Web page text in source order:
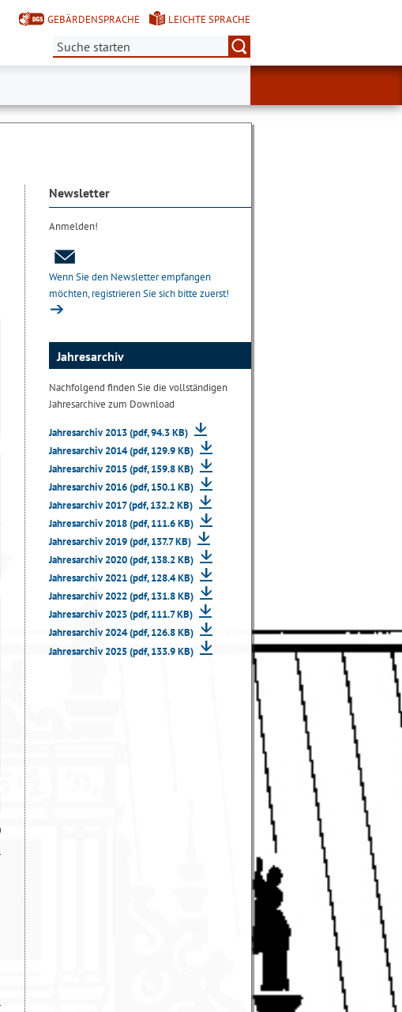
GEBÄRDENSPRACHE
LEICHTE SPRACHE
Suche:
Newsletter
Anmelden!
Wenn Sie den Newsletter empfangen
möchten, registrieren Sie sich bitte zuerst!
Jahresarchiv
Nachfolgend finden Sie die vollständigen
Jahresarchive zum Download
Jahresarchiv 2013 (pdf, 94.3 KB)
Jahresarchiv 2014 (pdf, 129.9 KB)
Jahresarchiv 2015 (pdf, 159.8 KB)
Jahresarchiv 2016 (pdf, 150.1 KB)
Jahresarchiv 2017 (pdf, 132.2 KB)
Jahresarchiv 2018 (pdf, 111.6 KB)
Jahresarchiv 2019 (pdf, 137.7 KB)
Jahresarchiv 2020 (pdf, 138.2 KB)
Jahresarchiv 2021 (pdf, 128.4 KB)
Jahresarchiv 2022 (pdf, 131.8 KB)
Jahresarchiv 2023 (pdf, 111.7 KB)
Jahresarchiv 2024 (pdf, 126.8 KB)
Jahresarchiv 2025 (pdf, 133.9 KB)